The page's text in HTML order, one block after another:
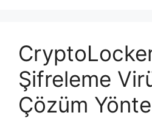
Şifreleme
Çözüm